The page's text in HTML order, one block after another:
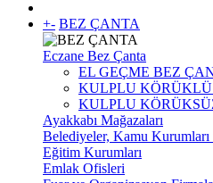
+- BEZ ÇANTA
Eczane Bez Çanta
EL GEÇME BEZ
KULPLU
KULPLU
Ayakkabı Mağazaları
Belediyeler, Kamu
Eğitim Kurumları
Emlak Ofisleri